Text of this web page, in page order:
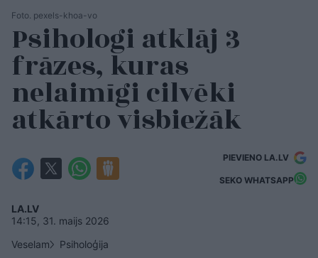
Foto. pexels-khoa-vo
Psihologi atklāj 3
frāzes, kuras
nelaimīgi cilvēki
atkārto visbiežāk
PIEVIENO LA.LV
SEKO WHATSAPP
LA.LV
14:15, 31. maijs 2026
Veselam
Psiholoģija